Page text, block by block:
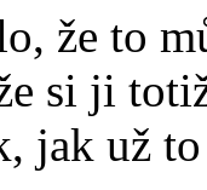
že to
si ji
jak už